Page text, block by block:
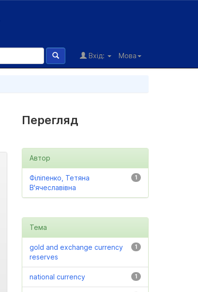
Мова
Вхід:
Перегляд
Автор
1
Філіпенко, Тетяна
В'ячеславівна
Тема
1
gold and exchange currency
reserves
1
national currency